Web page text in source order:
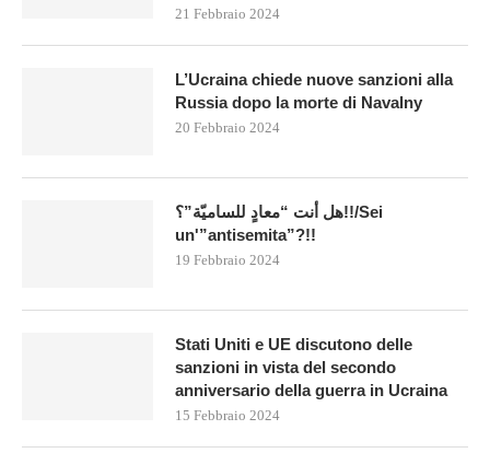
21 Febbraio 2024
L’Ucraina chiede nuove sanzioni alla
Russia dopo la morte di Navalny
20 Febbraio 2024
هل أنت “معادٍ للساميّة”؟!!/Sei
un'”antisemita”?!!
19 Febbraio 2024
Stati Uniti e UE discutono delle
sanzioni in vista del secondo
anniversario della guerra in Ucraina
15 Febbraio 2024